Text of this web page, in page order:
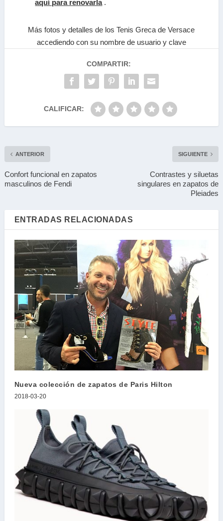
aquí para renovarla .
Más fotos y detalles de los Tenis Greca de Versace
accediendo con su nombre de usuario y clave
COMPARTIR:
CALIFICAR:
ANTERIOR
Confort funcional en zapatos
masculinos de Fendi
SIGUIENTE
Contrastes y siluetas
singulares en zapatos de
Pleiades
ENTRADAS RELACIONADAS
Nueva colección de zapatos de Paris Hilton
2018-03-20